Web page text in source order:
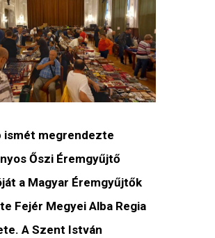
ismét megrendezte
Őszi Éremgyűjtő
a Magyar Éremgyűjtők
Fejér Megyei Alba Regia
A Szent István